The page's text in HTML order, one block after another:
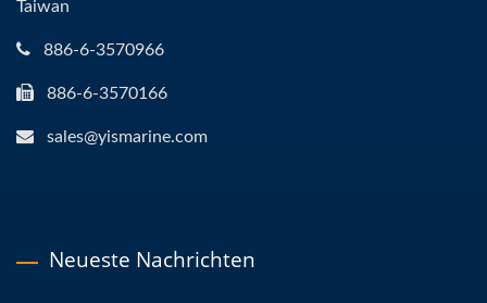
Taiwan
886-6-3570966
886-6-3570166
sales@yismarine.com
Neueste Nachrichten